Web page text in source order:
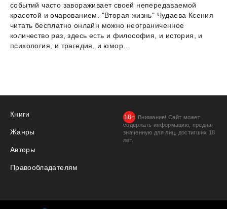
событий часто завораживает своей непередаваемой
красотой и очарованием. "Вторая жизнь" Чудаева Ксения
читать бесплатно онлайн можно неограниченное
количество раз, здесь есть и философия, и история, и
психология, и трагедия, и юмор…
Книги
Жанры
Авторы
Правообладателям
Внимание! Сайт может
содержать информацию, предна­
значенную для лиц, дости­гших 18
лет.